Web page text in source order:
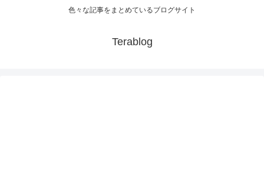
色々な記事をまとめているブログサイト
Terablog